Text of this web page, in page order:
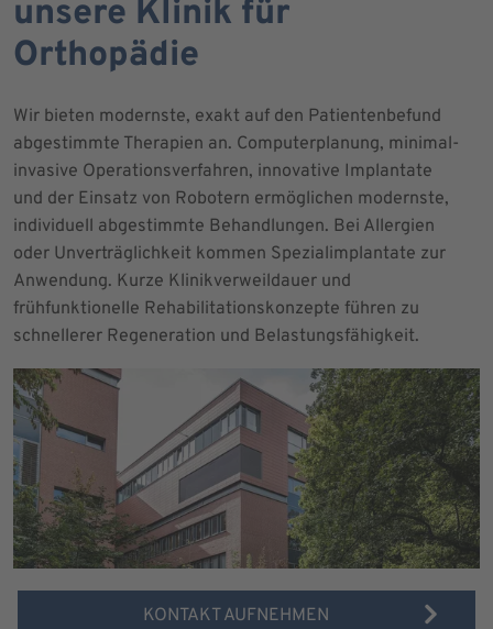
unsere Klinik für
Orthopädie
Wir bieten modernste, exakt auf den Patientenbefund
abgestimmte Therapien an. Computerplanung, minimal-
invasive Operationsverfahren, innovative Implantate
und der Einsatz von Robotern ermöglichen modernste,
individuell abgestimmte Behandlungen. Bei Allergien
oder Unverträglichkeit kommen Spezialimplantate zur
Anwendung. Kurze Klinikverweildauer und
frühfunktionelle Rehabilitationskonzepte führen zu
schnellerer Regeneration und Belastungsfähigkeit.
KONTAKT AUFNEHMEN